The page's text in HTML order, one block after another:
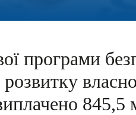
програми
845,5